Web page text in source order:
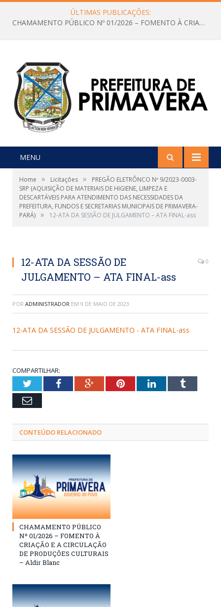
ÚLTIMAS PUBLICAÇÕES:
CHAMAMENTO PÚBLICO Nº 01/2026 – FOMENTO À CRIAÇÃO E A CIRCULAÇÃO DE PRODUÇÕES CULTURAIS – Aldir Blanc
MENU
Home » Licitações »
PREGÃO ELETRÔNCO Nº 9/2023-0003-
SRP (AQUISIÇÃO DE MATERIAIS DE HIGIENE, LIMPEZA E
DESCARTÁVEIS PARA ATENDIMENTO DAS NECESSIDADES DA
PREFEITURA, FUNDOS E SECRETARIAS MUNICIPAIS DE PRIMAVERA-
PARÁ) » 12-ATA DA SESSÃO DE JULGAMENTO – ATA FINAL-ass
12-ATA DA SESSÃO DE
JULGAMENTO – ATA FINAL-ass
0
POR ADMINISTRADOR EM 9 DE MAIO DE 2023
12-ATA DA SESSÃO DE JULGAMENTO - ATA FINAL-ass
COMPARTILHAR:
TwitterFacebookGoogle+PinterestLinkedInTumblr
Email
CONTEÚDO RELACIONADO
CHAMAMENTO PÚBLICO
Nº 01/2026 – FOMENTO À
CRIAÇÃO E A CIRCULAÇÃO
DE PRODUÇÕES CULTURAIS
– Aldir Blanc